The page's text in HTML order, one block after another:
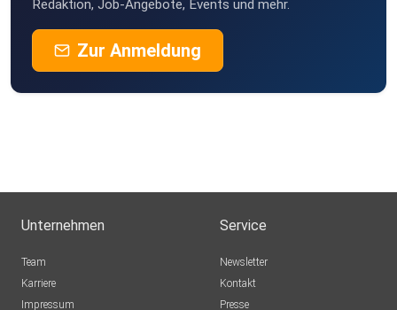
Redaktion, Job-Angebote, Events und mehr.
Zur Anmeldung
Unternehmen
Team
Karriere
Impressum
Service
Newsletter
Kontakt
Presse